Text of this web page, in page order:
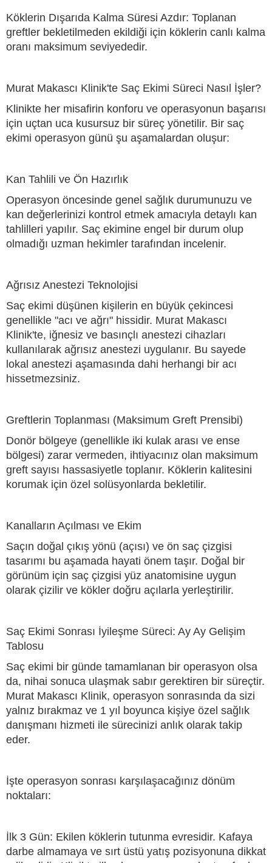
Köklerin Dışarıda Kalma Süresi Azdır: Toplanan
greftler bekletilmeden ekildiği için köklerin canlı kalma
oranı maksimum seviyededir.
Murat Makascı Klinik'te Saç Ekimi Süreci Nasıl İşler?
Klinikte her misafirin konforu ve operasyonun başarısı
için uçtan uca kusursuz bir süreç yönetilir. Bir saç
ekimi operasyon günü şu aşamalardan oluşur:
Kan Tahlili ve Ön Hazırlık
Operasyon öncesinde genel sağlık durumunuzu ve
kan değerlerinizi kontrol etmek amacıyla detaylı kan
tahlilleri yapılır. Saç ekimine engel bir durum olup
olmadığı uzman hekimler tarafından incelenir.
Ağrısız Anestezi Teknolojisi
Saç ekimi düşünen kişilerin en büyük çekincesi
genellikle "acı ve ağrı" hissidir. Murat Makascı
Klinik'te, iğnesiz ve basınçlı anestezi cihazları
kullanılarak ağrısız anestezi uygulanır. Bu sayede
lokal anestezi aşamasında dahi herhangi bir acı
hissetmezsiniz.
Greftlerin Toplanması (Maksimum Greft Prensibi)
Donör bölgeye (genellikle iki kulak arası ve ense
bölgesi) zarar vermeden, ihtiyacınız olan maksimum
greft sayısı hassasiyetle toplanır. Köklerin kalitesini
korumak için özel solüsyonlarda bekletilir.
Kanalların Açılması ve Ekim
Saçın doğal çıkış yönü (açısı) ve ön saç çizgisi
tasarımı bu aşamada hayati önem taşır. Doğal bir
görünüm için saç çizgisi yüz anatomisine uygun
olarak çizilir ve kökler doğru açılarla yerleştirilir.
Saç Ekimi Sonrası İyileşme Süreci: Ay Ay Gelişim
Tablosu
Saç ekimi bir günde tamamlanan bir operasyon olsa
da, nihai sonuca ulaşmak sabır gerektiren bir süreçtir.
Murat Makascı Klinik, operasyon sonrasında da sizi
yalnız bırakmaz ve 1 yıl boyunca kişiye özel sağlık
danışmanı hizmeti ile sürecinizi anlık olarak takip
eder.
İşte operasyon sonrası karşılaşacağınız dönüm
noktaları:
İlk 3 Gün: Ekilen köklerin tutunma evresidir. Kafaya
darbe almamaya ve sırt üstü yatış pozisyonuna dikkat